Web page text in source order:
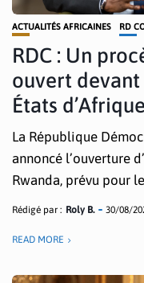
ACTUALITÉS AFRICAINES RD
RDC : Un
ouvert
États
La République
annoncé l’ouverture
Rwanda, prévu pour
Rédigé par : Roly B. 30/08/
READ MORE